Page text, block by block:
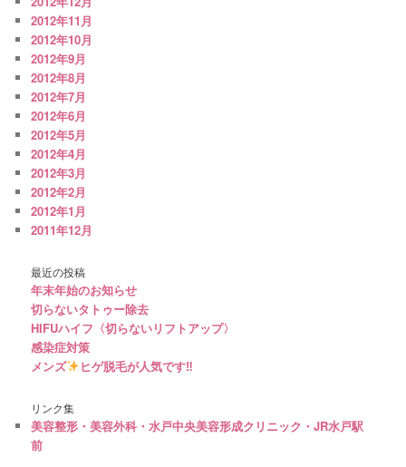
2012年11月
2012年10月
2012年9月
2012年8月
2012年7月
2012年6月
2012年5月
2012年4月
2012年3月
2012年2月
2012年1月
2011年12月
最近の投稿
年末年始のお知らせ
切らないタトゥー除去
HIFUハイフ〈切らないリフトアップ〉
感染症対策
メンズ
ヒゲ脱毛が人気です‼︎
リンク集
美容整形・美容外科・水戸中央美容形成クリニック・JR水戸駅
前